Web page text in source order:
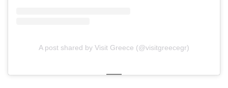
A post shared by Visit Greece (@visitgreecegr)